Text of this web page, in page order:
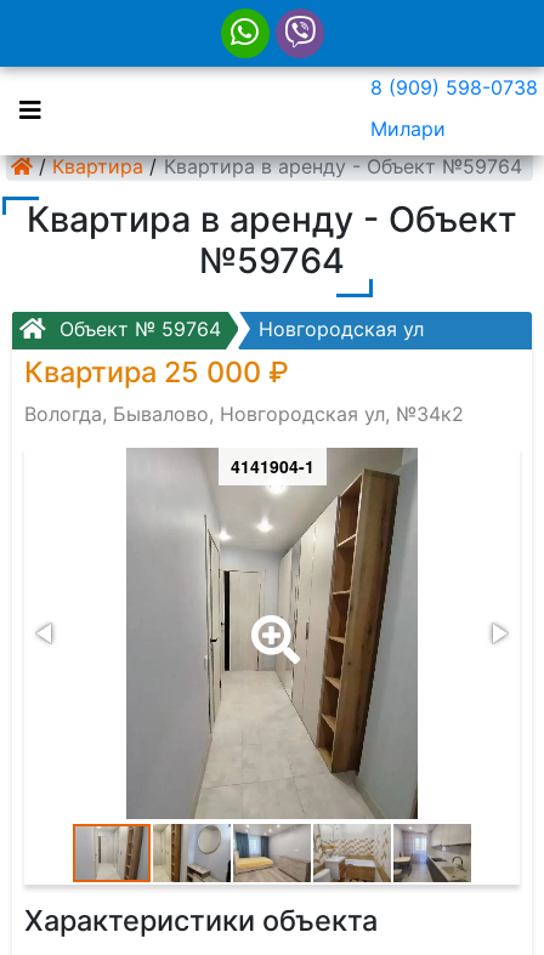
8 (909) 598-0738
Милари
/ Квартира / Квартира в аренду - Объект №59764
Квартира в аренду - Объект
№59764
Объект № 59764 Новгородская ул
Квартира 25 000 ₽
Вологда, Бывалово, Новгородская ул, №34к2
4141904-1
Характеристики объекта